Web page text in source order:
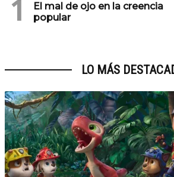
El mal de ojo en la creencia
popular
LO MÁS